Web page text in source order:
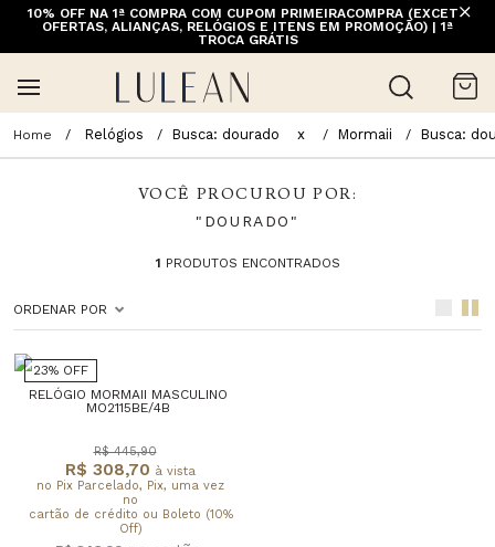
FRETE GRÁTIS ACIMA DE 399 PARA REGIÕES SELECIONADAS
(EXCETO LINHA HOME)
10% OFF NA 1ª COMPRA COM CUPOM PRIMEIRACOMPRA (EXCETO
OFERTAS, ALIANÇAS, RELÓGIOS E ITENS EM PROMOÇÃO) | 1ª
TROCA GRÁTIS
Relógios Busca: dourado x Mormaii Busca:
VOCÊ PROCUROU POR:
"DOURADO"
1 PRODUTOS ENCONTRADOS
ORDENAR POR
23% OFF
RELÓGIO MORMAII MASCULINO
MO2115BE/4B
R$ 308,70 à vista
no Pix Parcelado, Pix, uma vez
no
cartão de crédito ou Boleto (10%
Off)
R$ 445,90